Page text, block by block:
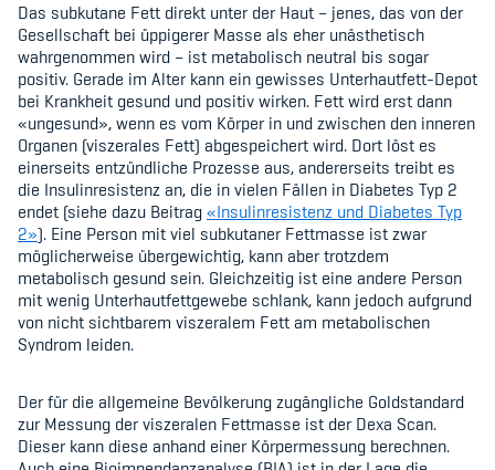
Das subkutane Fett direkt unter der Haut – jenes, das von der
Gesellschaft bei üppigerer Masse als eher unästhetisch
wahrgenommen wird – ist metabolisch neutral bis sogar
positiv. Gerade im Alter kann ein gewisses Unterhautfett-Depot
bei Krankheit gesund und positiv wirken. Fett wird erst dann
«ungesund», wenn es vom Körper in und zwischen den inneren
Organen (viszerales Fett) abgespeichert wird. Dort löst es
einerseits entzündliche Prozesse aus, andererseits treibt es
die Insulinresistenz an, die in vielen Fällen in Diabetes Typ 2
endet (siehe dazu Beitrag«Insulinresistenz und Diabetes Typ
2»). Eine Person mit viel subkutaner Fettmasse ist zwar
möglicherweise übergewichtig, kann aber trotzdem
metabolisch gesund sein. Gleichzeitig ist eine andere Person
mit wenig Unterhautfettgewebe schlank, kann jedoch aufgrund
von nicht sichtbarem viszeralem Fett am metabolischen
Syndrom leiden.
Der für die allgemeine Bevölkerung zugängliche Goldstandard
zur Messung der viszeralen Fettmasse ist der Dexa Scan.
Dieser kann diese anhand einer Körpermessung berechnen.